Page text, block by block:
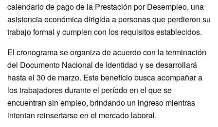
calendario de pago de la Prestación por Desempleo, una
asistencia económica dirigida a personas que perdieron su
trabajo formal y cumplen con los requisitos establecidos.
El cronograma se organiza de acuerdo con la terminación
del Documento Nacional de Identidad y se desarrollará
hasta el 30 de marzo. Este beneficio busca acompañar a
los trabajadores durante el período en el que se
encuentran sin empleo, brindando un ingreso mientras
intentan reinsertarse en el mercado laboral.